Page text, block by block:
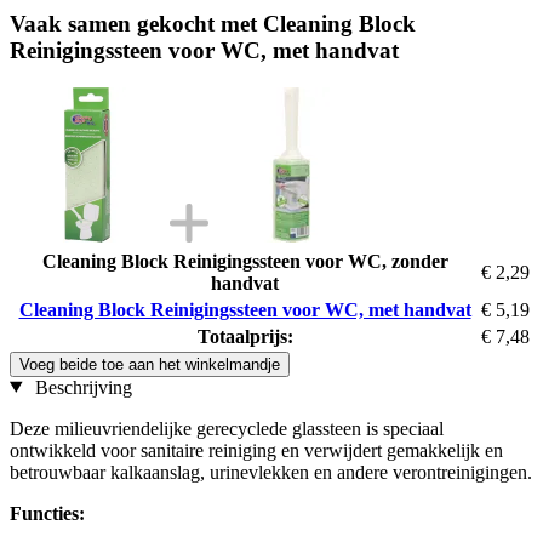
Vaak samen gekocht met Cleaning Block
Reinigingssteen voor WC, met handvat
Cleaning Block Reinigingssteen voor WC, zonder
handvat
€ 2,29
Cleaning Block Reinigingssteen voor WC, met handvat € 5,19
Totaalprijs:
€ 7,48
Voeg beide toe aan het winkelmandje
Beschrijving
Deze milieuvriendelijke gerecyclede glassteen is speciaal
ontwikkeld voor sanitaire reiniging en verwijdert gemakkelijk en
betrouwbaar kalkaanslag, urinevlekken en andere verontreinigingen.
Functies: